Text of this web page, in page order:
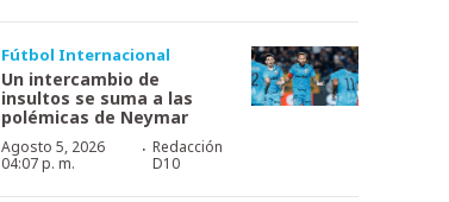
Fútbol Internacional
Un intercambio de
insultos se suma a las
polémicas de Neymar
Agosto 5, 2026
04:07 p. m.
· Redacción
D10